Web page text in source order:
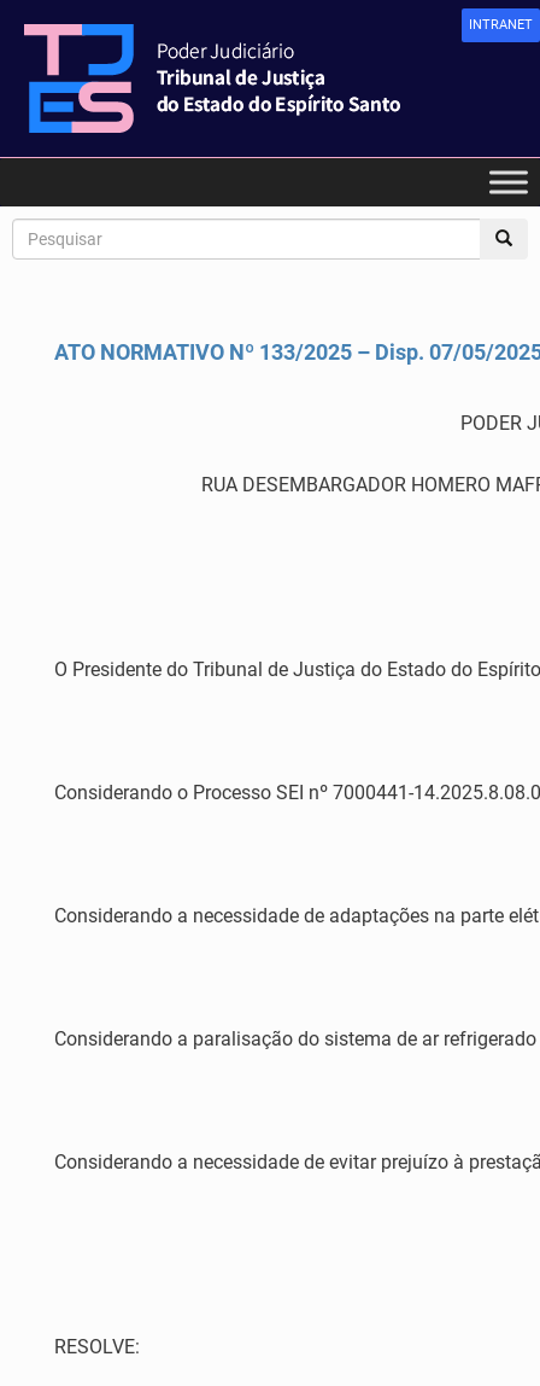
INTRANET
ATO NORMATIVO Nº 133/2025 – Disp. 07/05/
PODER
RUA DESEMBARGADOR HOMERO
O Presidente do Tribunal de Justiça do Estado do
Considerando o Processo SEI nº 7000441-
Considerando a necessidade de adaptações na parte
Considerando a paralisação do sistema de ar
Considerando a necessidade de evitar prejuízo à
RESOLVE: